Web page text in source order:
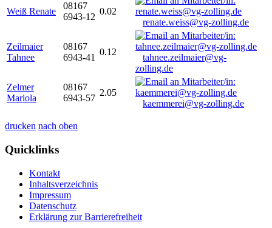
Weiß Renate
08167
6943-12
0.02
renate.weiss@vg-zolling.de
Zeilmaier
Tahnee
08167
6943-41
0.12
tahnee.zeilmaier@vg-
zolling.de
Zelmer
Mariola
08167
6943-57
2.05
kaemmerei@vg-zolling.de
drucken nach oben
Quicklinks
Kontakt
Inhaltsverzeichnis
Impressum
Datenschutz
Erklärung zur Barrierefreiheit